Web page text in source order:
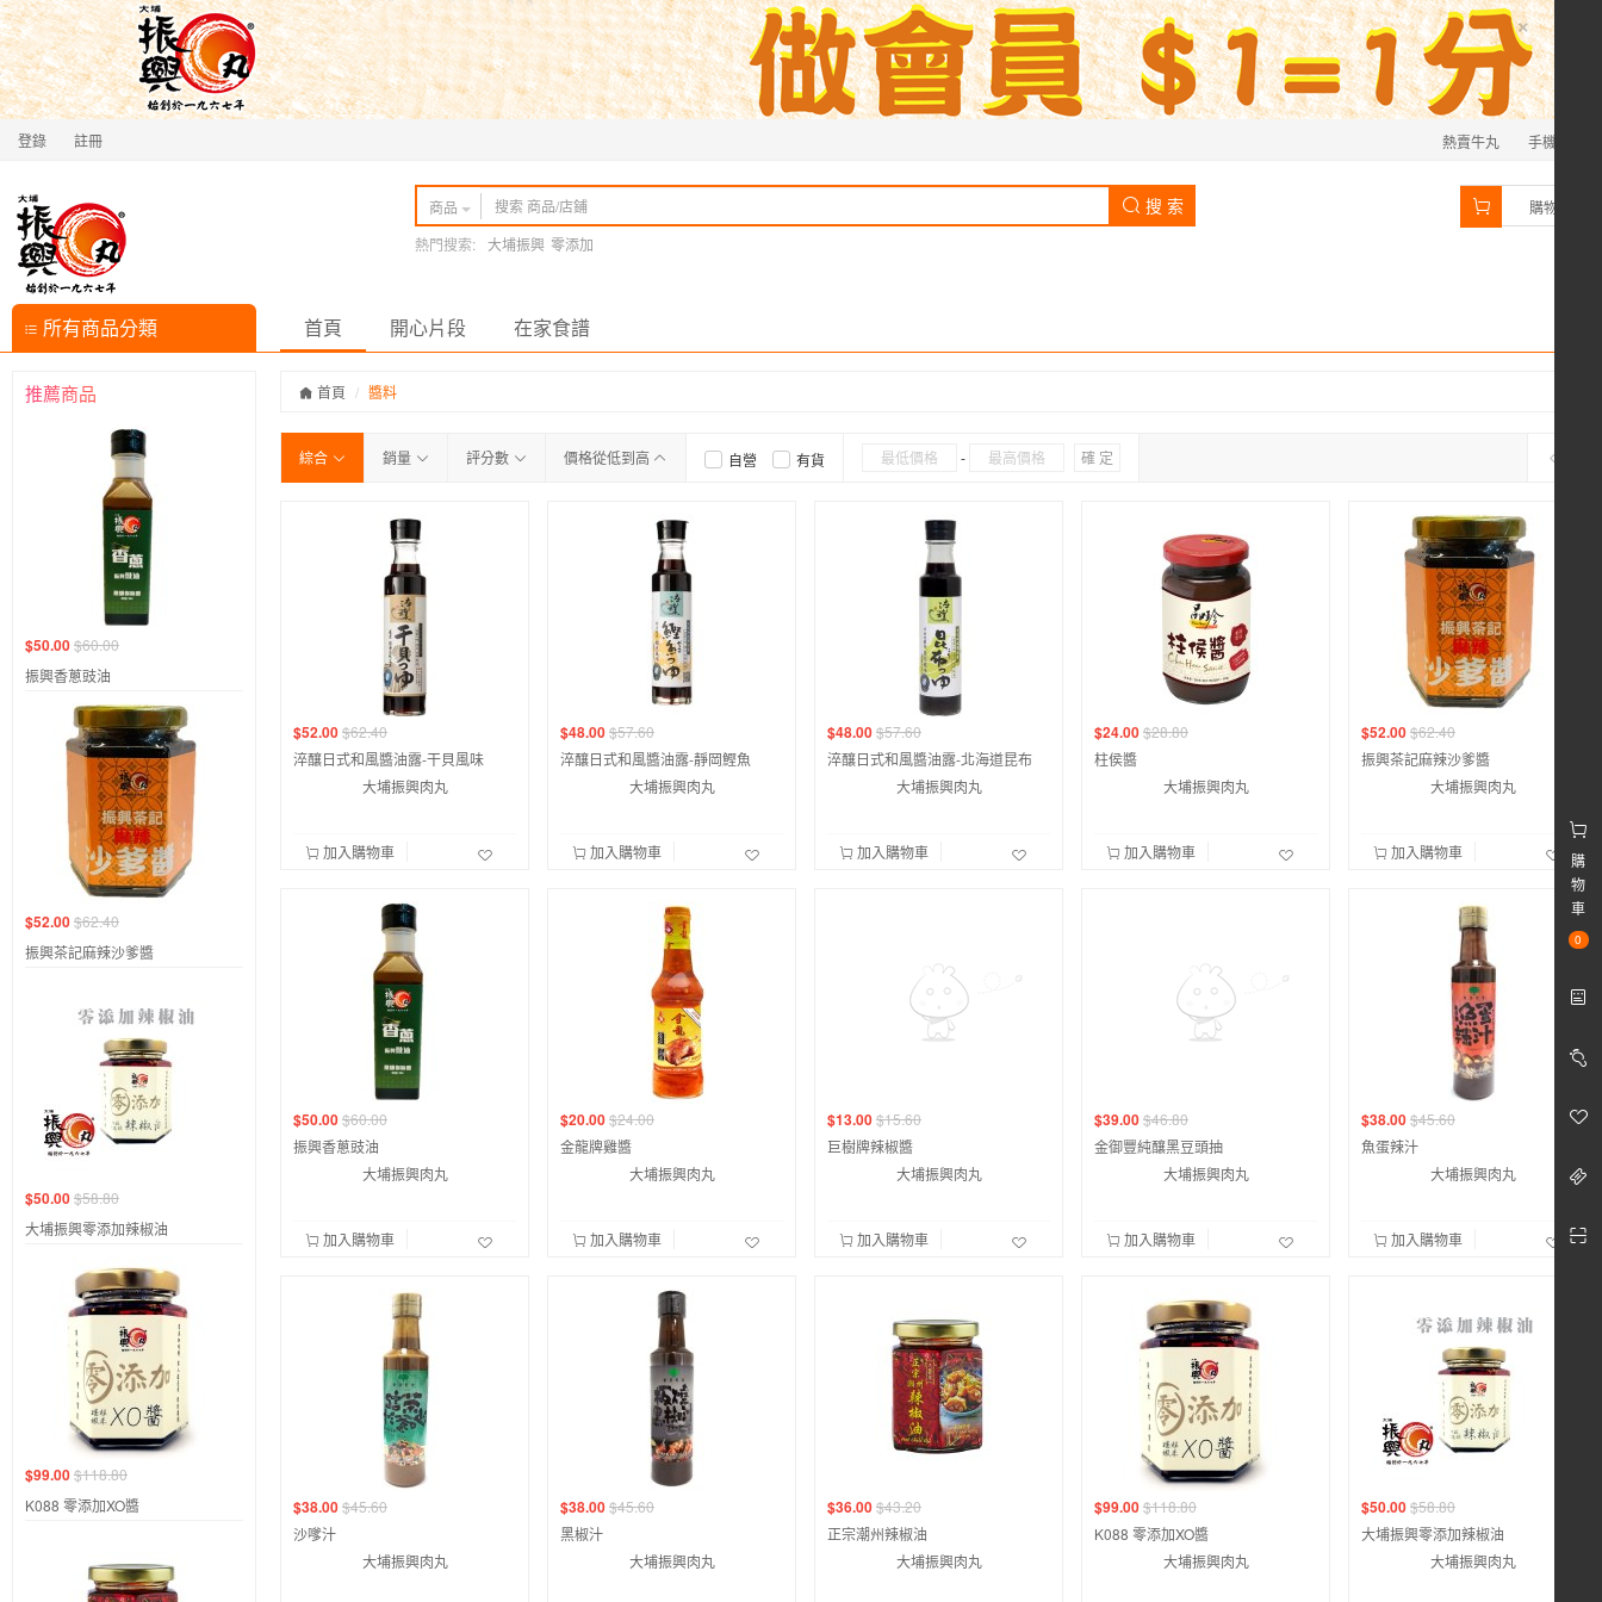
×
登錄 註冊 熱賣牛丸 手機
商品 搜 索
熱門搜索: 大埔振興 零添加
購物車
所有商品分類 首頁 開心片段 在家食譜
購
物
車
0
推薦商品
$50.00$60.00
振興香蔥豉油
$52.00$62.40
振興茶記麻辣沙爹醬
$50.00$58.80
大埔振興零添加辣椒油
$99.00$118.80
K088 零添加XO醬
首頁 醬料
綜合 銷量 評分數 價格從低到高 自營 有貨 - 確 定
$52.00$62.40
淬釀日式和風醬油露-干貝風味
大埔振興肉丸
加入購物車
$48.00$57.60
淬釀日式和風醬油露-靜岡鰹魚
大埔振興肉丸
加入購物車
$48.00$57.60
淬釀日式和風醬油露-北海道昆布
大埔振興肉丸
加入購物車
$24.00$28.80
柱侯醬
大埔振興肉丸
加入購物車
$52.00$62.40
振興茶記麻辣沙爹醬
大埔振興肉丸
加入購物車
$50.00$60.00
振興香蔥豉油
大埔振興肉丸
加入購物車
$20.00$24.00
金龍牌雞醬
大埔振興肉丸
加入購物車
$13.00$15.60
巨樹牌辣椒醬
大埔振興肉丸
加入購物車
$39.00$46.80
金御豐純釀黑豆頭抽
大埔振興肉丸
加入購物車
$38.00$45.60
魚蛋辣汁
大埔振興肉丸
加入購物車
$38.00$45.60
沙嗲汁
大埔振興肉丸
$38.00$45.60
黑椒汁
大埔振興肉丸
$36.00$43.20
正宗潮州辣椒油
大埔振興肉丸
$99.00$118.80
K088 零添加XO醬
大埔振興肉丸
$50.00$58.80
大埔振興零添加辣椒油
大埔振興肉丸